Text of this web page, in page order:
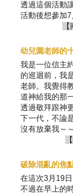
透過這個活動
活動後想參加7
幼兒園老師的
我是一位信主
的巡迴前，我
老師。我覺得
道神給我的那
透過敬拜跟神
下一代，不論
沒有放棄我～～
破除混亂的焦
在這次3月19
不過在早上的